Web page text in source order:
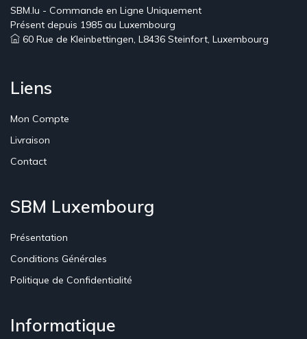
SBM.lu - Commande en Ligne Uniquement
Présent depuis 1985 au Luxembourg
60 Rue de Kleinbettingen, L8436 Steinfort, Luxembourg
Liens
Mon Compte
Livraison
Contact
SBM Luxembourg
Présentation
Conditions Générales
Politique de Confidentialité
Informatique